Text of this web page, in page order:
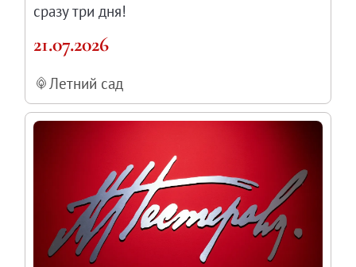
сразу три дня!
21.07.2026
Летний сад